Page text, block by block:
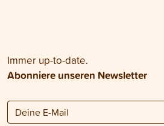
Immer up-to-date.
Abonniere unseren Newsletter